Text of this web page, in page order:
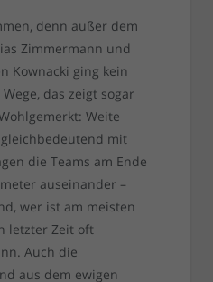
denn außer dem
Zimmermann und
Kownacki ging kein
das zeigt sogar
Weite
mit
die Teams am Ende
auseinander –
wer ist am meisten
letzter Zeit oft
Auch die
aus dem ewigen